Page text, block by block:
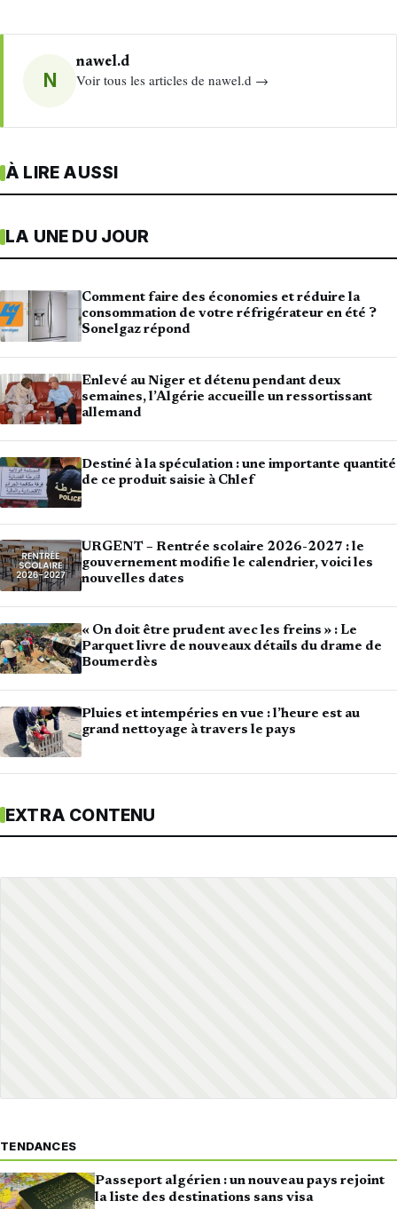
N
nawel.d
Voir tous les articles de nawel.d →
À LIRE AUSSI
LA UNE DU JOUR
Comment faire des économies et réduire la
consommation de votre réfrigérateur en été ?
Sonelgaz répond
Enlevé au Niger et détenu pendant deux
semaines, l’Algérie accueille un ressortissant
allemand
Destiné à la spéculation : une importante quantité
de ce produit saisie à Chlef
URGENT – Rentrée scolaire 2026-2027 : le
gouvernement modifie le calendrier, voici les
nouvelles dates
« On doit être prudent avec les freins » : Le
Parquet livre de nouveaux détails du drame de
Boumerdès
Pluies et intempéries en vue : l’heure est au
grand nettoyage à travers le pays
EXTRA CONTENU
TENDANCES
Passeport algérien : un nouveau pays rejoint
la liste des destinations sans visa